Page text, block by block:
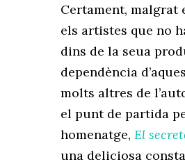
Certament, malgrat
els artistes que no
dins de la seua
dependència
molts altres de
el punt de partida
homenatge, El
una deliciosa